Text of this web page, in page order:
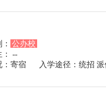
公办校
： --
：寄宿
入学途径：统招